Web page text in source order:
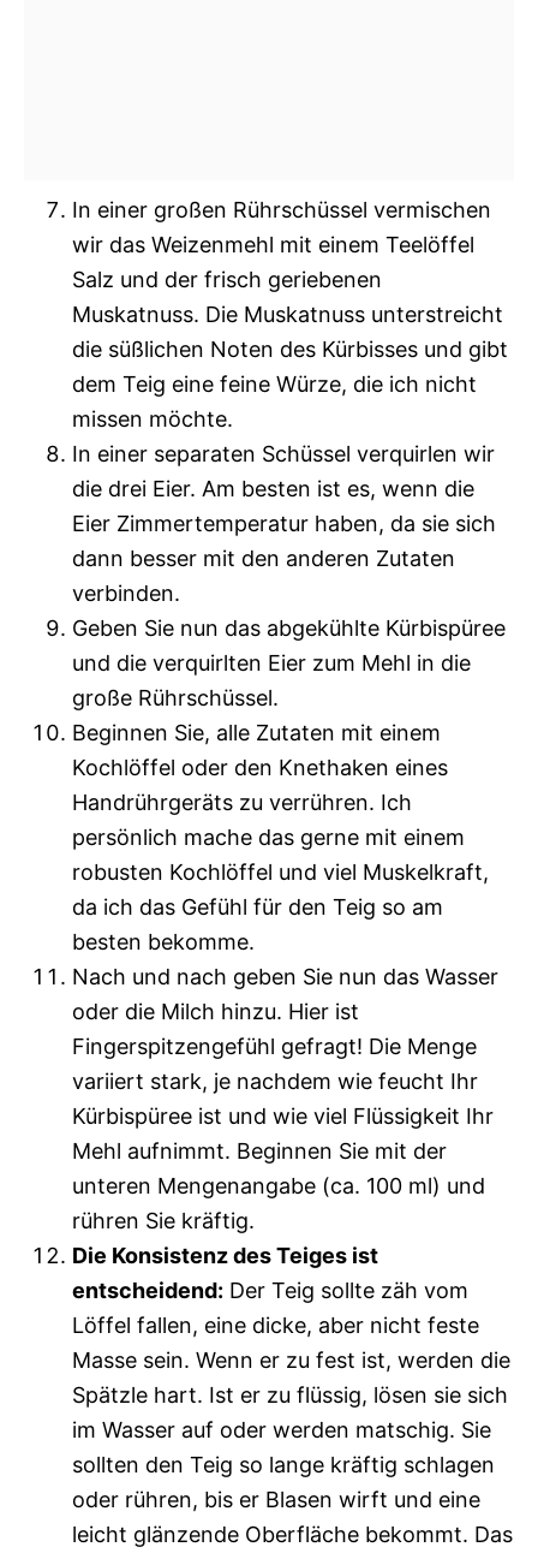
In einer großen Rührschüssel vermischen
wir das Weizenmehl mit einem Teelöffel
Salz und der frisch geriebenen
Muskatnuss. Die Muskatnuss unterstreicht
die süßlichen Noten des Kürbisses und gibt
dem Teig eine feine Würze, die ich nicht
missen möchte.
In einer separaten Schüssel verquirlen wir
die drei Eier. Am besten ist es, wenn die
Eier Zimmertemperatur haben, da sie sich
dann besser mit den anderen Zutaten
verbinden.
Geben Sie nun das abgekühlte Kürbispüree
und die verquirlten Eier zum Mehl in die
große Rührschüssel.
Beginnen Sie, alle Zutaten mit einem
Kochlöffel oder den Knethaken eines
Handrührgeräts zu verrühren. Ich
persönlich mache das gerne mit einem
robusten Kochlöffel und viel Muskelkraft,
da ich das Gefühl für den Teig so am
besten bekomme.
Nach und nach geben Sie nun das Wasser
oder die Milch hinzu. Hier ist
Fingerspitzengefühl gefragt! Die Menge
variiert stark, je nachdem wie feucht Ihr
Kürbispüree ist und wie viel Flüssigkeit Ihr
Mehl aufnimmt. Beginnen Sie mit der
unteren Mengenangabe (ca. 100 ml) und
rühren Sie kräftig.
Die Konsistenz des Teiges ist
entscheidend: Der Teig sollte zäh vom
Löffel fallen, eine dicke, aber nicht feste
Masse sein. Wenn er zu fest ist, werden die
Spätzle hart. Ist er zu flüssig, lösen sie sich
im Wasser auf oder werden matschig. Sie
sollten den Teig so lange kräftig schlagen
oder rühren, bis er Blasen wirft und eine
leicht glänzende Oberfläche bekommt. Das